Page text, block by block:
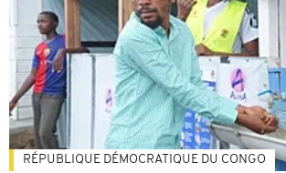
RÉPUBLIQUE DÉMOCRATIQUE DU CONGO